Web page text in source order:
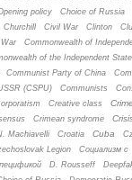
policy
Choice of Russia
Churchill Civil War Clinton
Commonwealth of
of the Independent
Communist Party of China
(CSPU)
Communists
Creative class
Crimean syndrome
Machiavelli Croatia Cuba
Legion
Cоциализм с
D. Rousseff